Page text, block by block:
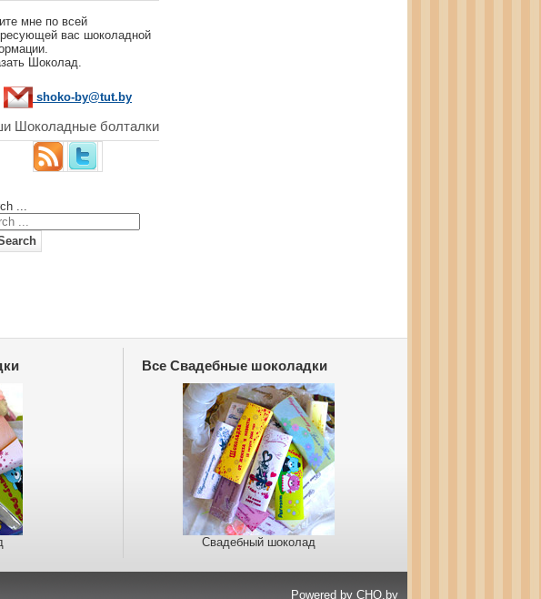
мне по всей
вас шоколадной
Шоколад.
shoko-by@tut.by
Шоколадные болталки
...
Все Свадебные шоколадки
Свадебный шоколад
Powered by CHO.by